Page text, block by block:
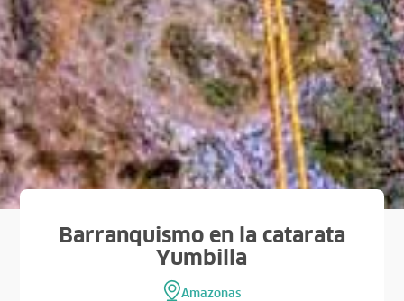
Barranquismo en la catarata
Yumbilla
Amazonas